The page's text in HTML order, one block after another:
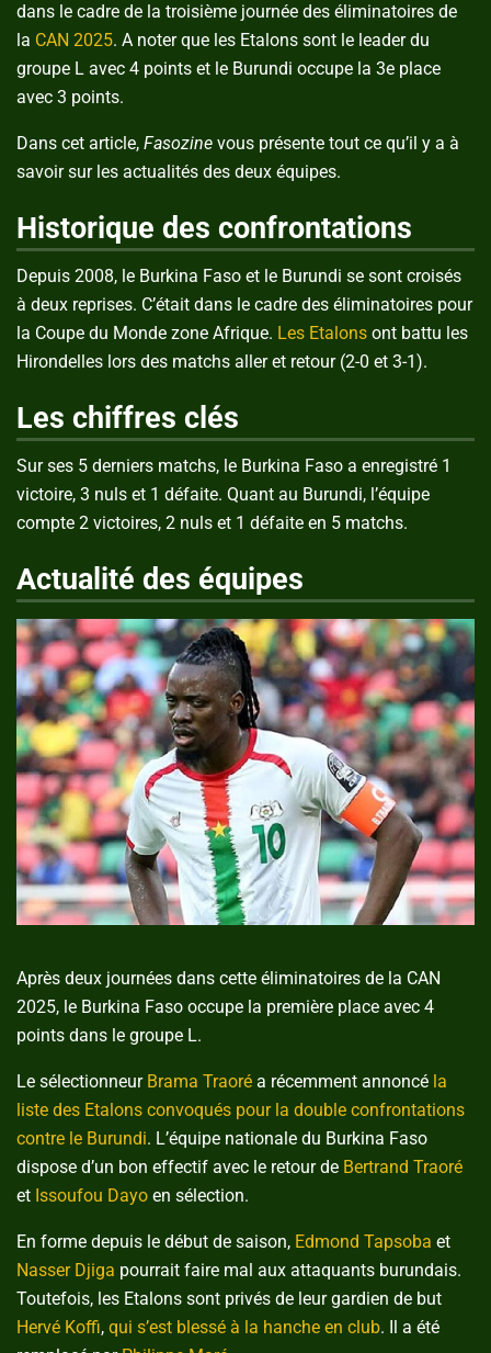
dans le cadre de la troisième journée des éliminatoires de
la CAN 2025. A noter que les Etalons sont le leader du
groupe L avec 4 points et le Burundi occupe la 3e place
avec 3 points.
Dans cet article, Fasozine vous présente tout ce qu’il y a à
savoir sur les actualités des deux équipes.
Historique des confrontations
Depuis 2008, le Burkina Faso et le Burundi se sont croisés
à deux reprises. C’était dans le cadre des éliminatoires pour
la Coupe du Monde zone Afrique. Les Etalons ont battu les
Hirondelles lors des matchs aller et retour (2-0 et 3-1).
Les chiffres clés
Sur ses 5 derniers matchs, le Burkina Faso a enregistré 1
victoire, 3 nuls et 1 défaite. Quant au Burundi, l’équipe
compte 2 victoires, 2 nuls et 1 défaite en 5 matchs.
Actualité des équipes
Après deux journées dans cette éliminatoires de la CAN
2025, le Burkina Faso occupe la première place avec 4
points dans le groupe L.
Le sélectionneur Brama Traoré a récemment annoncé la
liste des Etalons convoqués pour la double confrontations
contre le Burundi. L’équipe nationale du Burkina Faso
dispose d’un bon effectif avec le retour de Bertrand Traoré
et Issoufou Dayo en sélection.
En forme depuis le début de saison, Edmond Tapsoba et
Nasser Djiga pourrait faire mal aux attaquants burundais.
Toutefois, les Etalons sont privés de leur gardien de but
Hervé Koffi, qui s’est blessé à la hanche en club. Il a été